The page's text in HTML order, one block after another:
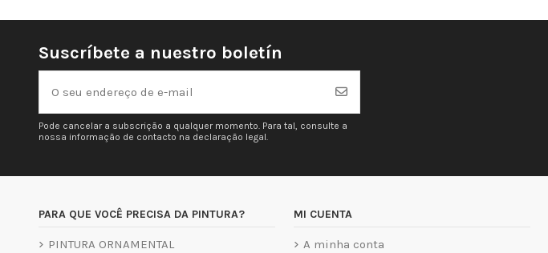
Suscríbete a nuestro boletín
Pode cancelar a subscrição a qualquer momento. Para tal, consulte a
nossa informação de contacto na declaração legal.
PARA QUE VOCÊ PRECISA DA PINTURA?
PINTURA ORNAMENTAL
MI CUENTA
A minha conta